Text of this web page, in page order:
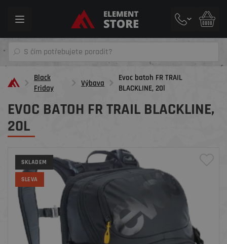
Toggle
Black
Friday
Výbava
Evoc batoh FR TRAIL
BLACKLINE, 20l
EVOC BATOH FR TRAIL BLACKLINE,
20L
SKLADEM
SLEVA